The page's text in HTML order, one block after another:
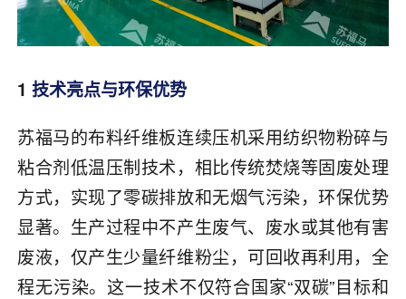
1技术亮点与环保优势
苏福马的布料纤维板连续压机采用纺织物粉碎与
粘合剂低温压制技术，相比传统焚烧等固废处理
方式，实现了零碳排放和无烟气污染，环保优势
显著。生产过程中不产生废气、废水或其他有害
废液，仅产生少量纤维粉尘，可回收再利用，全
程无污染。这一技术不仅符合国家“双碳”目标和